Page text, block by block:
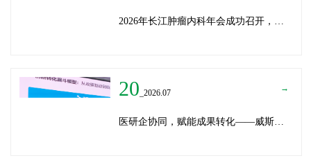
20 _2026.07 →